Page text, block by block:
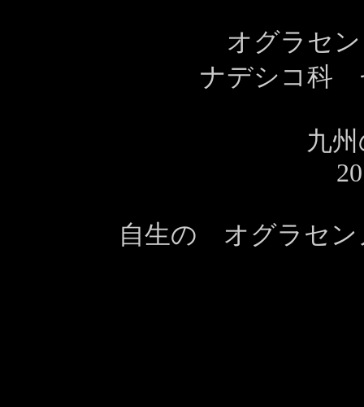
オグラセ
ナデシコ科
九
自生の オグラセン